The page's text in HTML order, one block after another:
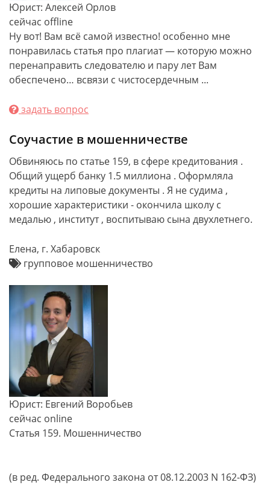
Юрист: Алексей Орлов
сейчас offline
Ну вот! Вам всё самой известно! особенно мне
понравилась статья про плагиат — которую можно
перенаправить следователю и пару лет Вам
обеспечено… всвязи с чистосердечным ...
задать вопрос
Соучастие в мошенничестве
Обвиняюсь по статье 159, в сфере кредитования .
Общий ущерб банку 1.5 миллиона . Оформляла
кредиты на липовые документы . Я не судима ,
хорошие характеристики - окончила школу с
медалью , институт , воспитываю сына двухлетнего.
Елена, г. Хабаровск
групповое мошенничество
Юрист: Евгений Воробьев
сейчас online
Статья 159. Мошенничество
(в ред. Федерального закона от 08.12.2003 N 162-ФЗ)